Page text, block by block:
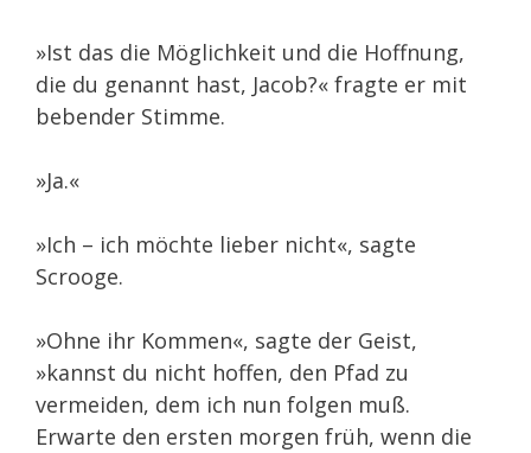
»Ist das die Möglichkeit und die Hoffnung,
die du genannt hast, Jacob?« fragte er mit
bebender Stimme.
»Ja.«
»Ich – ich möchte lieber nicht«, sagte
Scrooge.
»Ohne ihr Kommen«, sagte der Geist,
»kannst du nicht hoffen, den Pfad zu
vermeiden, dem ich nun folgen muß.
Erwarte den ersten morgen früh, wenn die